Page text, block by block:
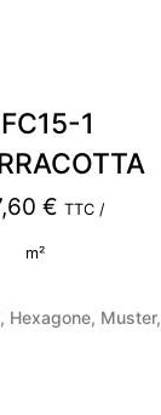
1
€ TTC /
m²
, Hexagone, Muster,